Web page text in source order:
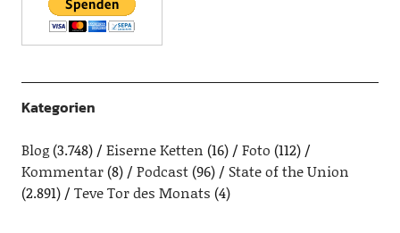
Kategorien
Blog(3.748) Eiserne Ketten (16) Foto (112)
Kommentar(8) Podcast(96)
State of the Union
(2.891)
Teve Tor des Monats (4)